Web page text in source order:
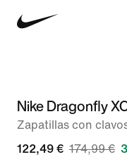
Nike Dragonfly
Zapatillas con
122,49 € 174,99 €